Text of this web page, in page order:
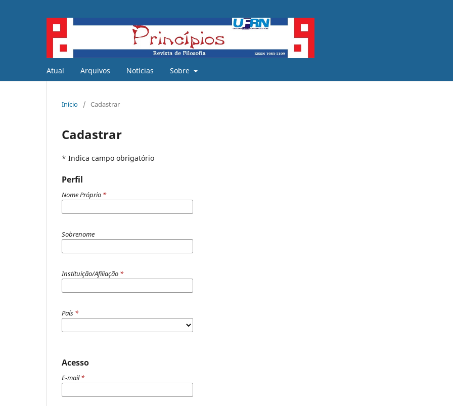
Atual Arquivos Notícias Sobre
Início / Cadastrar
Cadastrar
* Indica campo obrigatório
Perfil
Nome Próprio *
Sobrenome
Instituição/Afiliação *
País *
Acesso
E-mail*